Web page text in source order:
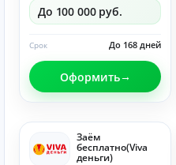
До 100 000 руб.
До 168 дней
Срок
Оформить
Заём
бесплатно(Viva
деньги)